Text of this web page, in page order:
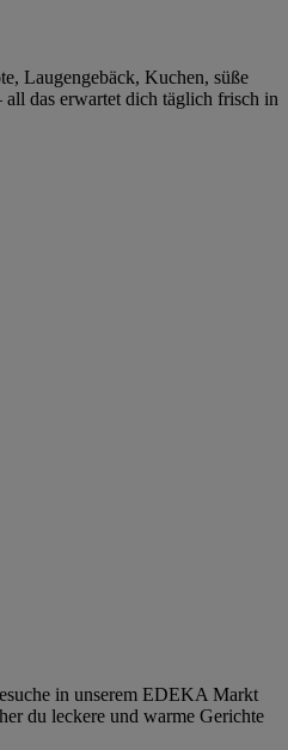
Laugengebäck, Kuchen, süße
das erwartet dich täglich frisch in
in unserem EDEKA Markt
du leckere und warme Gerichte